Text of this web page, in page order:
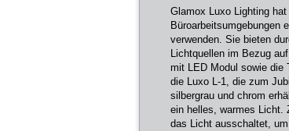
Glamox Luxo Lighting
Büroarbeitsumgebungen
verwenden. Sie bieten
Lichtquellen im Bezug
mit LED Modul sowie die
die Luxo L-1, die zum
silbergrau und chrom
ein helles, warmes Licht.
das Licht ausschaltet,